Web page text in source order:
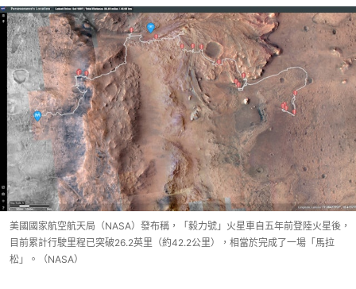
美國國家航空航天局（NASA）發布稱，「毅力號」火星車自五年前登陸火星後，
目前累計行駛里程已突破26.2英里（約42.2公里），相當於完成了一場「馬拉
松」。（NASA）